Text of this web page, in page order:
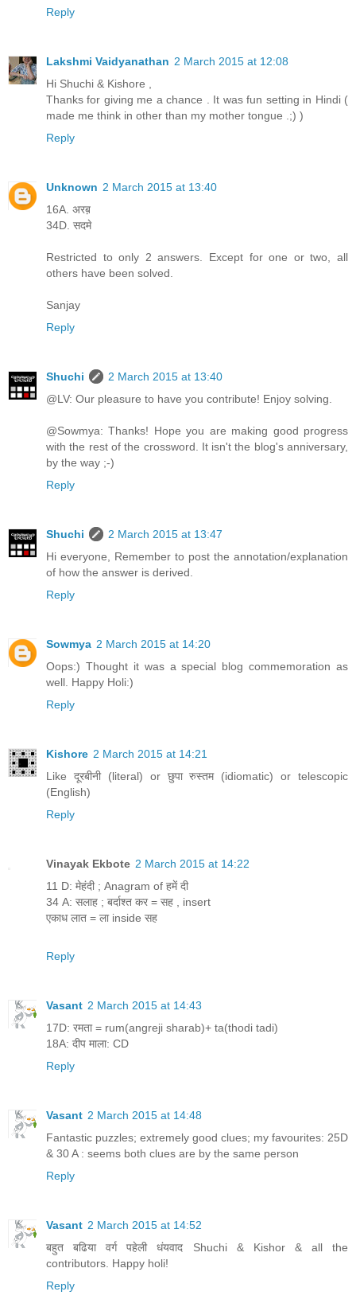
Reply
Lakshmi Vaidyanathan 2 March 2015 at 12:08
Hi Shuchi & Kishore ,
Thanks for giving me a chance . It was fun setting in Hindi (
made me think in other than my mother tongue .;) )
Reply
Unknown 2 March 2015 at 13:40
16A. अरब़
34D. सदमे
Restricted to only 2 answers. Except for one or two, all
others have been solved.
Sanjay
Reply
Shuchi
2 March 2015 at 13:40
@LV: Our pleasure to have you contribute! Enjoy solving.
@Sowmya: Thanks! Hope you are making good progress
with the rest of the crossword. It isn't the blog's anniversary,
by the way ;-)
Reply
Shuchi
2 March 2015 at 13:47
Hi everyone, Remember to post the annotation/explanation
of how the answer is derived.
Reply
Sowmya 2 March 2015 at 14:20
Oops:) Thought it was a special blog commemoration as
well. Happy Holi:)
Reply
Kishore 2 March 2015 at 14:21
Like दूरबीनी (literal) or छुपा रुस्तम (idiomatic) or telescopic
(English)
Reply
Vinayak Ekbote 2 March 2015 at 14:22
11 D: मेहंदी ; Anagram of हमें दी
34 A: सलाह ; बर्दाश्त कर = सह , insert
एकाध लात = ला inside सह
Reply
Vasant 2 March 2015 at 14:43
17D: रमता = rum(angreji sharab)+ ta(thodi tadi)
18A: दीप माला: CD
Reply
Vasant 2 March 2015 at 14:48
Fantastic puzzles; extremely good clues; my favourites: 25D
& 30 A : seems both clues are by the same person
Reply
Vasant 2 March 2015 at 14:52
बहुत बढिया वर्ग पहेली धंयवाद Shuchi & Kishor & all the
contributors. Happy holi!
Reply